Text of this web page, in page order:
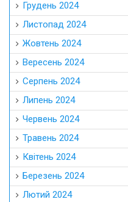
Квітень 2024
Березень 2024
Лютий 2024
Січень 2024
Грудень 2023
Листопад 2023
Жовтень 2023
Вересень 2023
Серпень 2023
Липень 2023
Червень 2023